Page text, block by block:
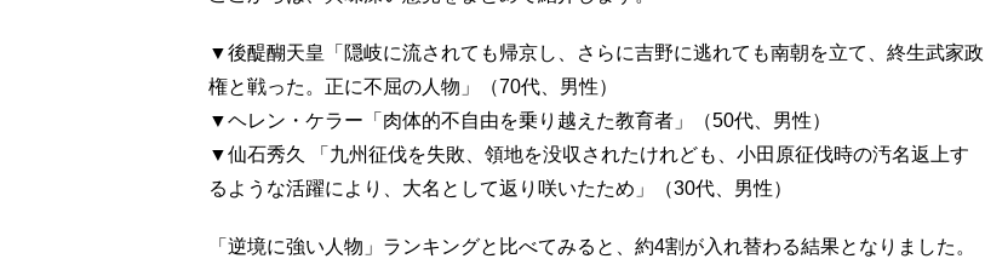
▼後醍醐天皇「隠岐に流されても帰京し、さらに吉野に逃れても南朝を立て、終生武家政
権と戦った。正に不屈の人物」（70代、男性）
▼ヘレン・ケラー「肉体的不自由を乗り越えた教育者」（50代、男性）
▼仙石秀久 「九州征伐を失敗、領地を没収されたけれども、小田原征伐時の汚名返上す
るような活躍により、大名として返り咲いたため」（30代、男性）
「逆境に強い人物」ランキングと比べてみると、約4割が入れ替わる結果となりました。